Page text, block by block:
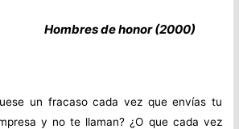
Hombres de honor (2000)
un fracaso cada vez que envías tu
y no te llaman? ¿O que cada vez